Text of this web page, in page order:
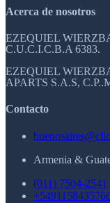
Acerca de nosotros
EZEQUIEL
C.U.C.I.C.B.A 6383.
EZEQUIEL
APARTS S.A.S,
Contacto
Armenia &
(011) 7504-2541